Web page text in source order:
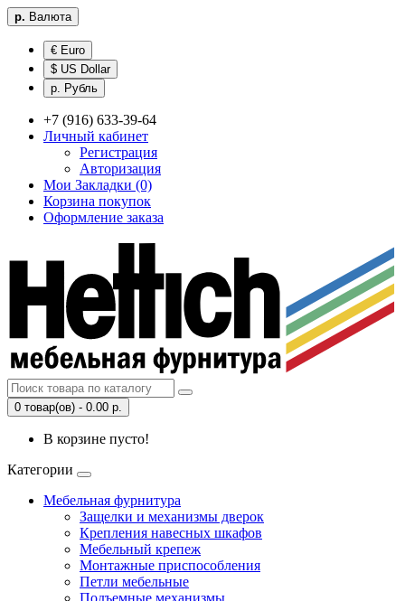
р. Валюта
€ Euro
$ US Dollar
р. Рубль
+7 (916) 633-39-64
Личный кабинет
Регистрация
Авторизация
Мои Закладки (0)
Корзина покупок
Оформление заказа
0 товар(ов) - 0.00 р.
В корзине пусто!
Категории
Мебельная фурнитура
Защелки и механизмы дверок
Крепления навесных шкафов
Мебельный крепеж
Монтажные приспособления
Петли мебельные